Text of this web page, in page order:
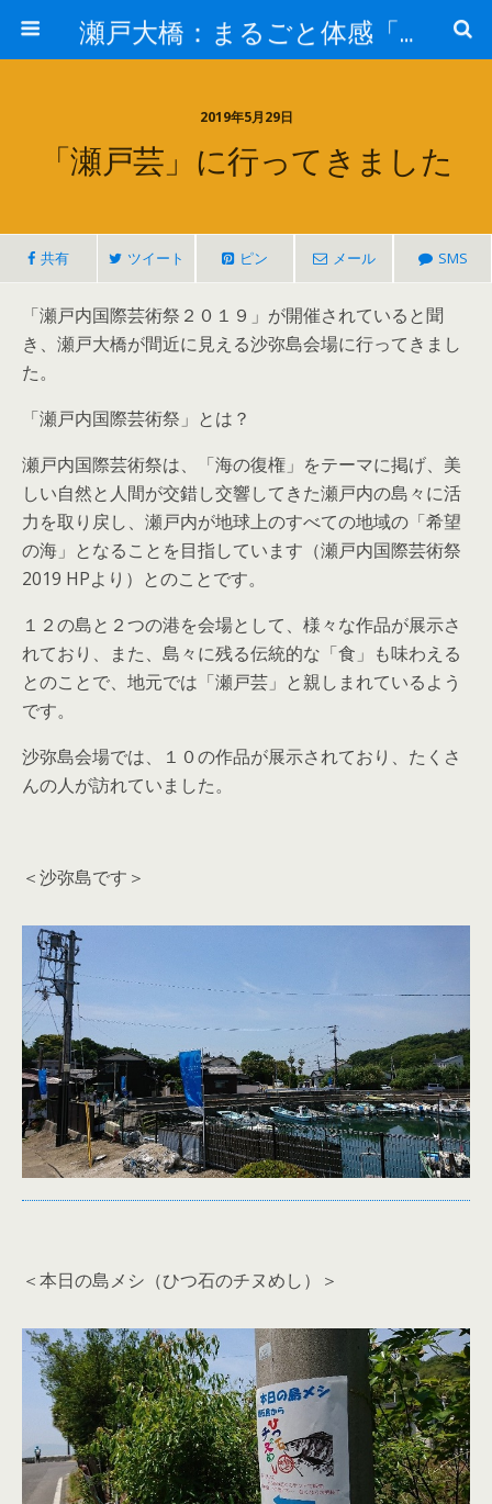
瀬戸大橋：まるごと体感「瀬戸大橋」見て・きいて 新鮮な感動を－JB本四高速－
2019年5月29日
「瀬戸芸」に行ってきました
共有 ツイート ピン メール SMS
「瀬戸内国際芸術祭２０１９」が開催されていると聞
き、瀬戸大橋が間近に見える沙弥島会場に行ってきまし
た。
「瀬戸内国際芸術祭」とは？
瀬戸内国際芸術祭は、「海の復権」をテーマに掲げ、美
しい自然と人間が交錯し交響してきた瀬戸内の島々に活
力を取り戻し、瀬戸内が地球上のすべての地域の「希望
の海」となることを目指しています（瀬戸内国際芸術祭
2019 HPより）とのことです。
１２の島と２つの港を会場として、様々な作品が展示さ
れており、また、島々に残る伝統的な「食」も味わえる
とのことで、地元では「瀬戸芸」と親しまれているよう
です。
沙弥島会場では、１０の作品が展示されており、たくさ
んの人が訪れていました。
＜沙弥島です＞
＜本日の島メシ（ひつ石のチヌめし）＞